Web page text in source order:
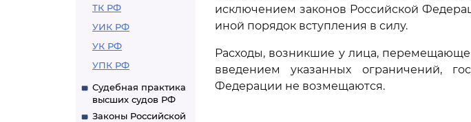
ТК РФ
УИК РФ
УК РФ
УПК РФ
Судебная практика
высших судов РФ
Законы Российской
исключением законов Российской
иной порядок вступления в силу.
Расходы, возникшие у лица,
введением указанных ограничений,
Федерации не возмещаются.